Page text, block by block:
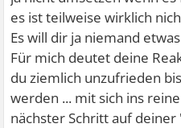
es ist teilweise wirklich
Es will dir ja niemand
Für mich deutet deine
du ziemlich unzufrieden
werden ... mit sich ins
nächster Schritt auf